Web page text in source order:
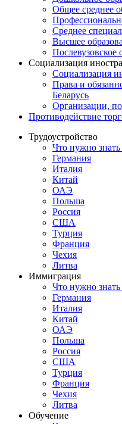
Общее среднее
Среднее
Высшее
Послевузовское
Социализация
Социализация
Права и
Беларусь
Oрганизации,
Противодействие
Трудоустройство
Что нужно знать
Германия
Италия
Китай
ОАЭ
Польша
Россия
США
Турция
Франция
Чехия
Литва
Иммиграция
Что нужно
Германия
Италия
Китай
ОАЭ
Польша
Россия
США
Турция
Франция
Чехия
Литва
Обучение